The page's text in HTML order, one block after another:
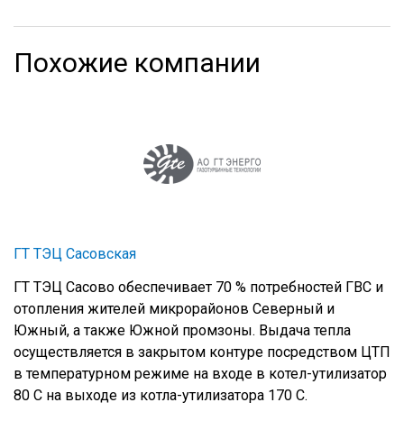
Похожие компании
ГТ ТЭЦ Сасовская
ГТ ТЭЦ Сасово обеспечивает 70 % потребностей ГВС и
отопления жителей микрорайонов Северный и
Южный, а также Южной промзоны. Выдача тепла
осуществляется в закрытом контуре посредством ЦТП
в температурном режиме на входе в котел-утилизатор
80 С на выходе из котла-утилизатора 170 С.